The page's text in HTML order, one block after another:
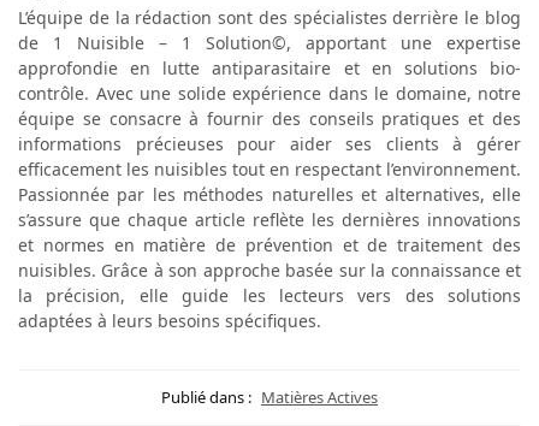
L’équipe de la rédaction sont des spécialistes derrière le blog
de 1 Nuisible – 1 Solution©, apportant une expertise
approfondie en lutte antiparasitaire et en solutions bio-
contrôle. Avec une solide expérience dans le domaine, notre
équipe se consacre à fournir des conseils pratiques et des
informations précieuses pour aider ses clients à gérer
efficacement les nuisibles tout en respectant l’environnement.
Passionnée par les méthodes naturelles et alternatives, elle
s’assure que chaque article reflète les dernières innovations
et normes en matière de prévention et de traitement des
nuisibles. Grâce à son approche basée sur la connaissance et
la précision, elle guide les lecteurs vers des solutions
adaptées à leurs besoins spécifiques.
Publié dans : Matières Actives